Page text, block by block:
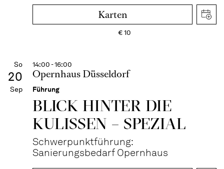
Karten
€10
So
20
Sep
14:00 - 16:00
Opernhaus Düsseldorf
Führung
BLICK HINTER DIE
KULISSEN – SPEZIAL
Schwerpunktführung:
Sanierungsbedarf Opernhaus